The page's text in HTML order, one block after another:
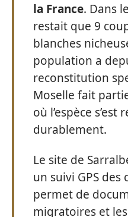
la France. Dans
restait que 9
blanches
population a
reconstitution
Moselle fait
où l’espèce s’est
durablement.
Le site de
un suivi GPS des
permet de
migratoires et